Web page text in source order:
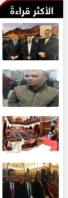
الأكثر قراءةً